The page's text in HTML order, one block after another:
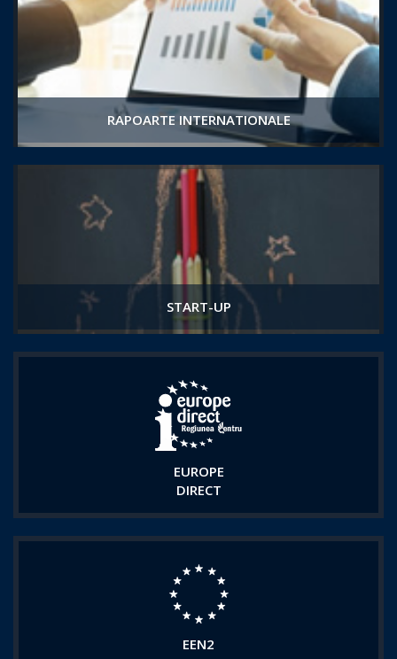
RAPOARTE INTERNATIONALE
START-UP
EUROPE
DIRECT
EEN2